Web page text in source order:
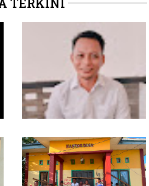
Dituding Jadikan
Bendahara Desa Wailoba
sebagai "ATM Berjalan",